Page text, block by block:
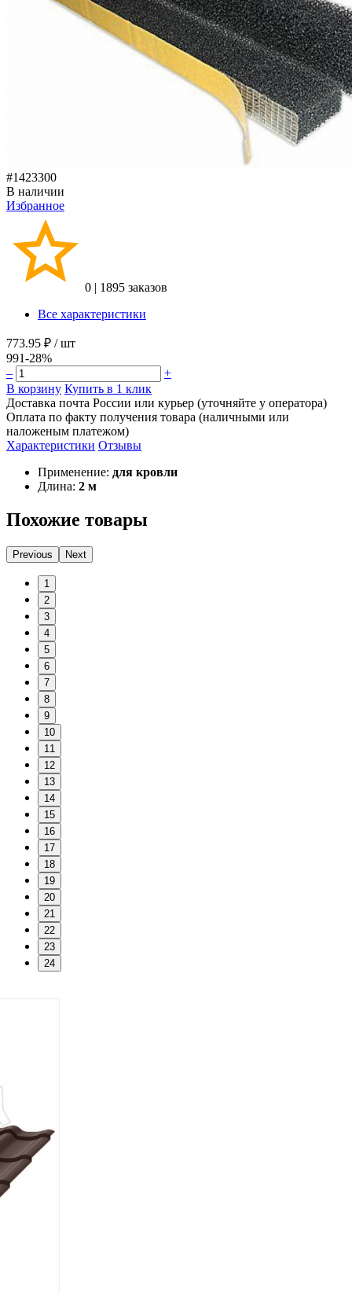
#1423300
В наличии
Избранное
0 | 1895 заказов
Все характеристики
773.95 ₽ / шт
991-28%
–
+
В корзину Купить в 1 клик
Доставка почта России или курьер (уточняйте у оператора)
Оплата по факту получения товара (наличными или
наложеным платежом)
Характеристики Отзывы
Применение: для кровли
Длина: 2 м
Похожие товары
Previous Next
1
2
3
4
5
6
7
8
9
10
11
12
13
14
15
16
17
18
19
20
21
22
23
24